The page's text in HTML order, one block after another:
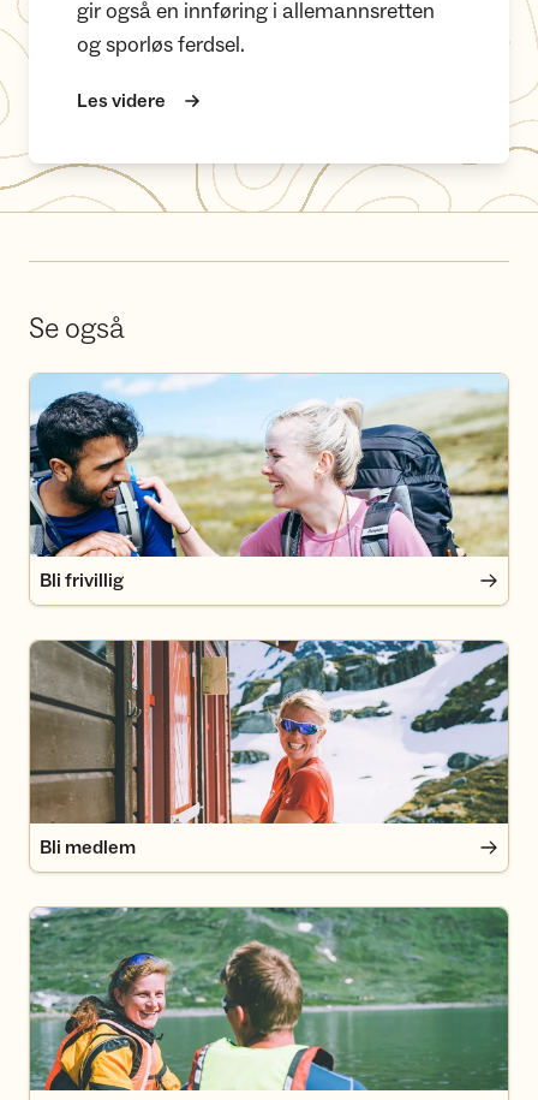
gir også en innføring i allemannsretten
og sporløs ferdsel.
Les videre
Se også
Bli frivillig
Bli frivillig
Bli medlem
Bli medlem
Ta et kurs i sommer